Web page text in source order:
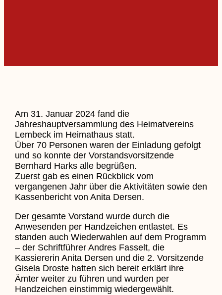
Am 31. Januar 2024 fand die
Jahreshauptversammlung des Heimatvereins
Lembeck im Heimathaus statt.
Über 70 Personen waren der Einladung gefolgt
und so konnte der Vorstandsvorsitzende
Bernhard Harks alle begrüßen.
Zuerst gab es einen Rückblick vom
vergangenen Jahr über die Aktivitäten sowie den
Kassenbericht von Anita Dersen.
Der gesamte Vorstand wurde durch die
Anwesenden per Handzeichen entlastet. Es
standen auch Wiederwahlen auf dem Programm
– der Schriftführer Andres Fasselt, die
Kassiererin Anita Dersen und die 2. Vorsitzende
Gisela Droste hatten sich bereit erklärt ihre
Ämter weiter zu führen und wurden per
Handzeichen einstimmig wiedergewählt.